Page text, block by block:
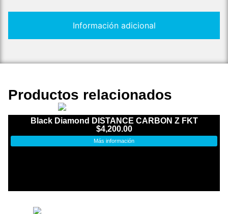
Información adicional
Productos relacionados
Black Diamond DISTANCE CARBON Z FKT
$4,200.00
Más información